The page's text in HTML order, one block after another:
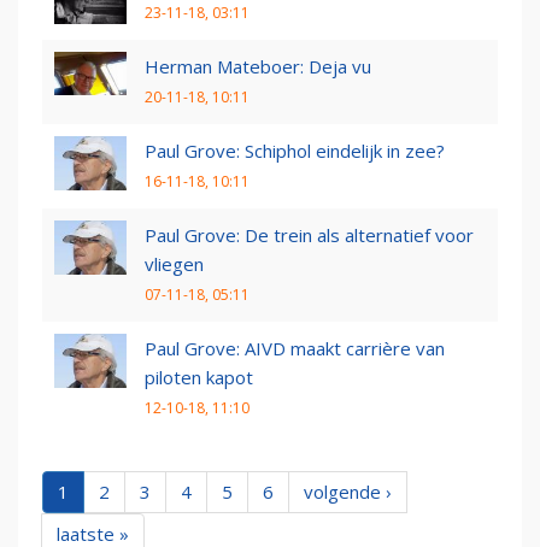
23-11-18, 03:11
Herman Mateboer: Deja vu
20-11-18, 10:11
Paul Grove: Schiphol eindelijk in zee?
16-11-18, 10:11
Paul Grove: De trein als alternatief voor
vliegen
07-11-18, 05:11
Paul Grove: AIVD maakt carrière van
piloten kapot
12-10-18, 11:10
1 2 3 4 5 6
volgende ›
laatste »